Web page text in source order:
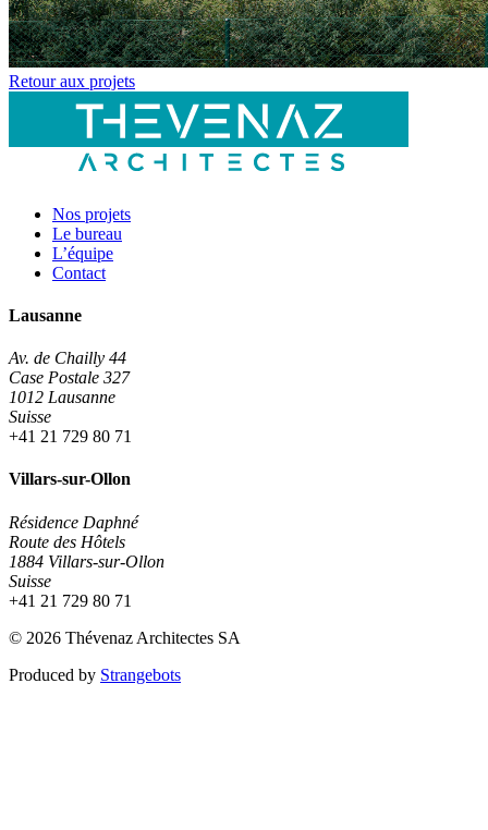
Retour aux projets
Nos projets
Le bureau
L’équipe
Contact
Lausanne
Av. de Chailly 44
Case Postale 327
1012 Lausanne
Suisse
+41 21 729 80 71
Villars-sur-Ollon
Résidence Daphné
Route des Hôtels
1884 Villars-sur-Ollon
Suisse
+41 21 729 80 71
© 2026 Thévenaz Architectes SA
Produced by Strangebots